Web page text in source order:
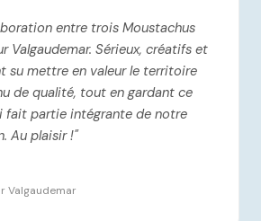
entre trois Moustachus
Valgaudemar. Sérieux, créatifs et
su mettre en valeur le territoire
de qualité, tout en gardant ce
fait partie intégrante de notre
Au plaisir !"
Valgaudemar